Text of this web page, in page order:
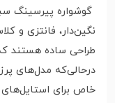
گوشواره پیرسینگ
نگین‌دار، فانتزی و
طراحی ساده هستند
درحالی‌که مدل‌های
خاص برای